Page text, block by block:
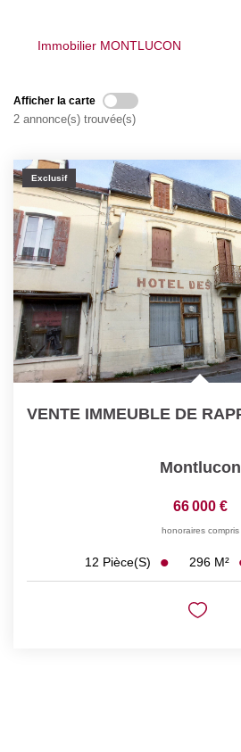
Nos Actualités
Immobilier MONTLUCON
Afficher la carte
2 annonce(s) trouvée(s)
Exclusif
Montlucon
66 000 €
honoraires compris
12 Pièce(s) 296 M²